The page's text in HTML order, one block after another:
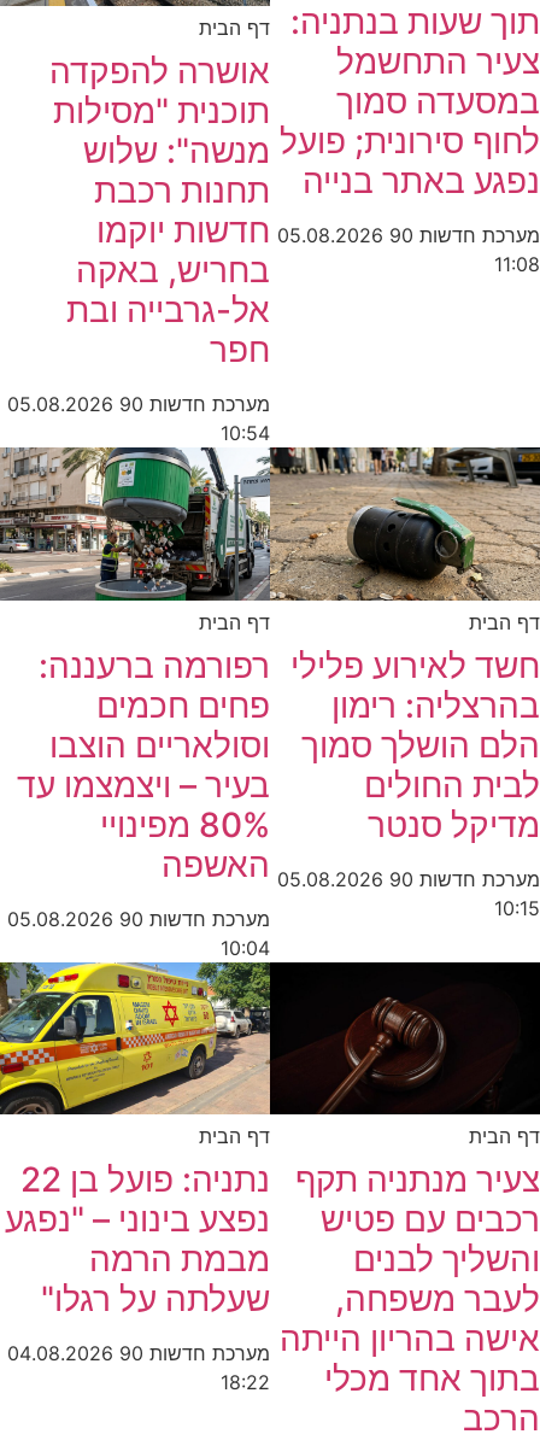
תוך שעות בנתניה:
צעיר התחשמל
במסעדה סמוך
לחוף סירונית; פועל
נפגע באתר בנייה
מערכת חדשות 90
05.08.2026
11:08
דף הבית
אושרה להפקדה
תוכנית "מסילות
מנשה": שלוש
תחנות רכבת
חדשות יוקמו
בחריש, באקה
אל-גרבייה ובת
חפר
מערכת חדשות 90
05.08.2026
10:54
דף הבית
חשד לאירוע פלילי
בהרצליה: רימון
הלם הושלך סמוך
לבית החולים
מדיקל סנטר
מערכת חדשות 90
05.08.2026
10:15
דף הבית
רפורמה ברעננה:
פחים חכמים
וסולאריים הוצבו
בעיר – ויצמצמו עד
80% מפינויי
האשפה
מערכת חדשות 90
05.08.2026
10:04
דף הבית
צעיר מנתניה תקף
רכבים עם פטיש
והשליך לבנים
לעבר משפחה,
אישה בהריון הייתה
בתוך אחד מכלי
הרכב
דף הבית
נתניה: פועל בן 22
נפצע בינוני – "נפגע
מבמת הרמה
שעלתה על רגלו"
מערכת חדשות 90
04.08.2026
18:22